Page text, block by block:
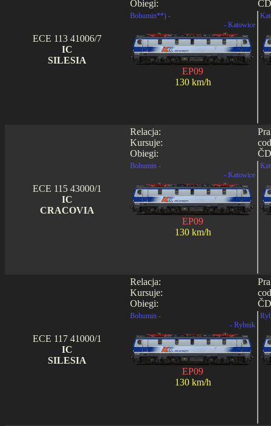
Obiegi:
ECE 113 41006/7
IC
SILESIA
Bohumin**) -
- Katowice
EP09
130 km/h
Relacja:
Kursuje:
Obiegi:
ECE 115 43000/1
IC
CRACOVIA
Bohumin -
- Katowice
EP09
130 km/h
Relacja:
Kursuje:
Obiegi:
ECE 117 41000/1
IC
SILESIA
Bohumin -
- Rybnik
EP09
130 km/h